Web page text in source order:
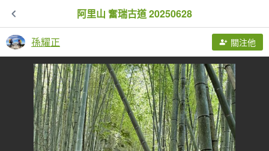
阿里山 奮瑞古道 20250628
孫耀正 關注他